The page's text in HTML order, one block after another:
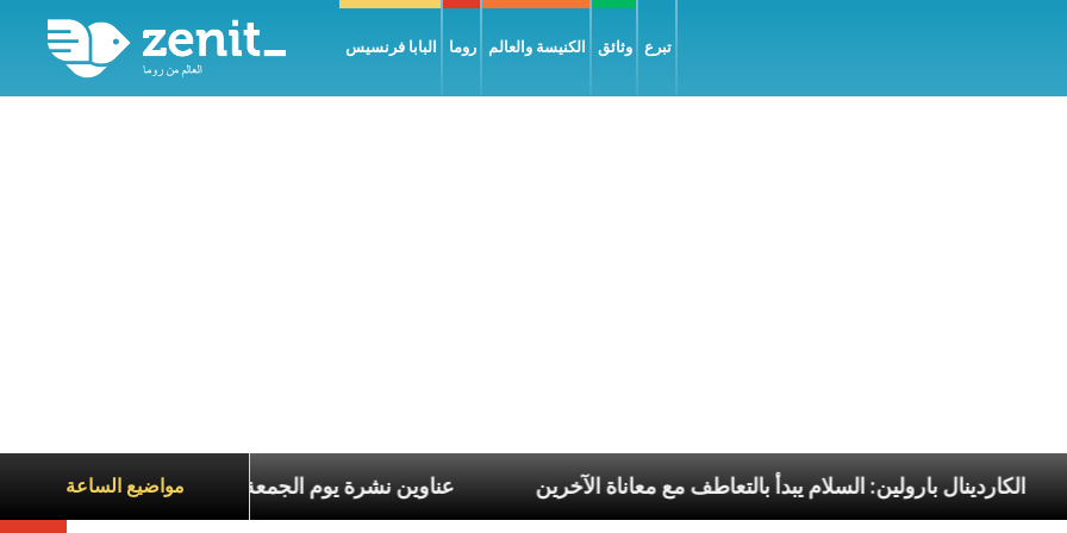
البابا فرنسيس روما الكنيسة والعالم وثائق تبرع
مواضيع الساعةعناوين نشرة يوم الجمعة 7 آب 2026: السلام يُبنى بصبر يومًا بعد يوم الكاردينال بارولين: السلام يبدأ بالتعاطف مع معاناة الآخرين